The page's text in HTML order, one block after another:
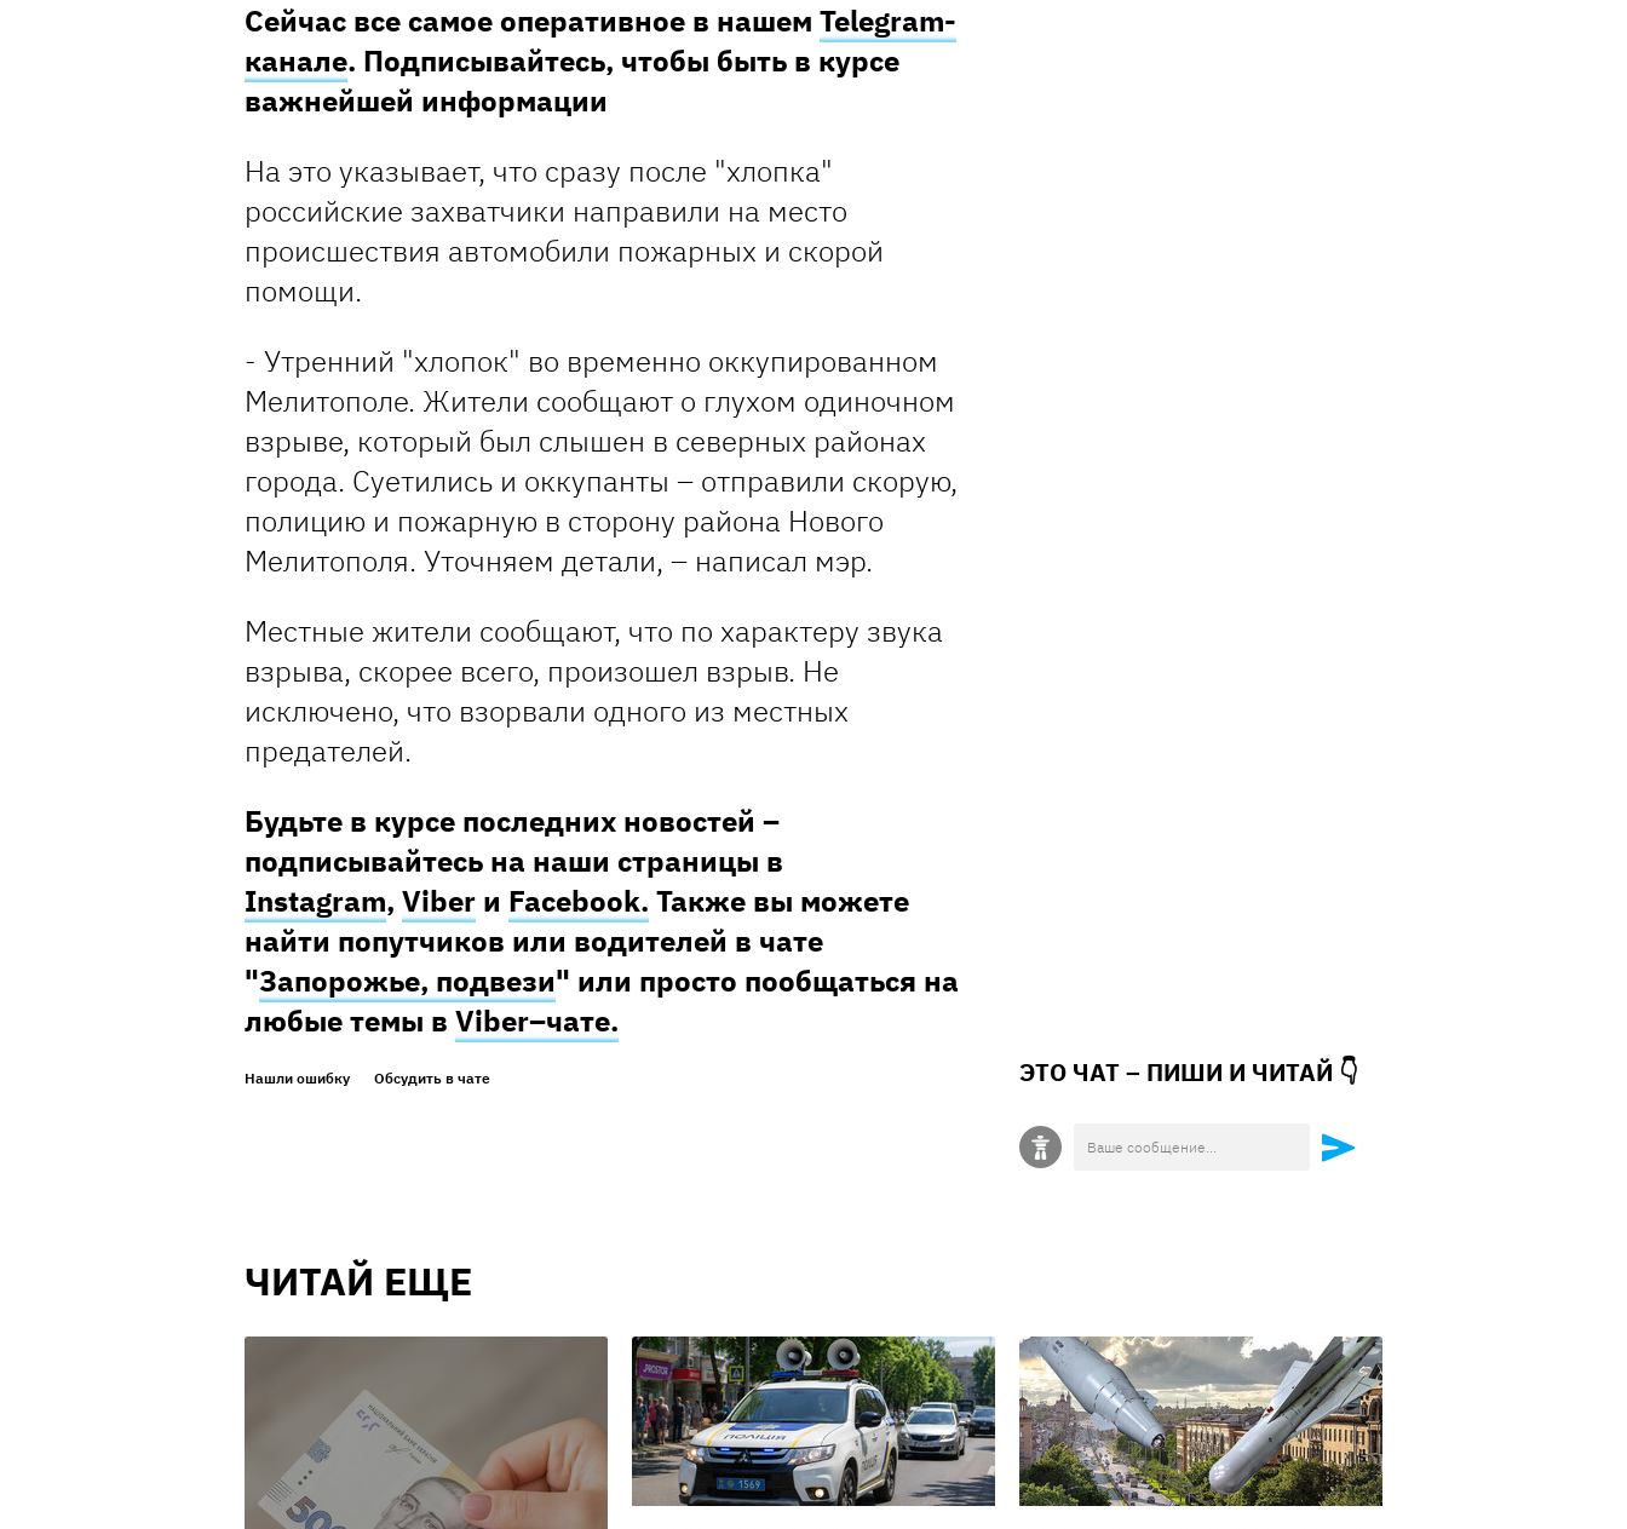
Сейчас все самое оперативное в нашем Telegram-
канале. Подписывайтесь, чтобы быть в курсе
важнейшей информации
На это указывает, что сразу после "хлопка"
российские захватчики направили на место
происшествия автомобили пожарных и скорой
помощи.
- Утренний "хлопок" во временно оккупированном
Мелитополе. Жители сообщают о глухом одиночном
взрыве, который был слышен в северных районах
города. Суетились и оккупанты – отправили скорую,
полицию и пожарную в сторону района Нового
Мелитополя. Уточняем детали, – написал мэр.
Местные жители сообщают, что по характеру звука
взрыва, скорее всего, произошел взрыв. Не
исключено, что взорвали одного из местных
предателей.
Будьте в курсе последних новостей –
подписывайтесь на наши страницы в
Instagram, Viber и Facebook. Также вы можете
найти попутчиков или водителей в чате
"Запорожье, подвези" или просто пообщаться на
любые темы в Viber–чате.
Нашли ошибку Обсудить в чате ЭТО ЧАТ – ПИШИ И ЧИТАЙ 👇
ЧИТАЙ ЕЩЕ